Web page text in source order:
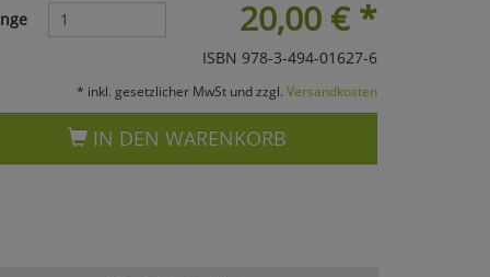
20,00 €*
ISBN 978-3-494-01627-6
* inkl. gesetzlicher MwSt und zzgl. Versandkosten
IN DEN WARENKORB